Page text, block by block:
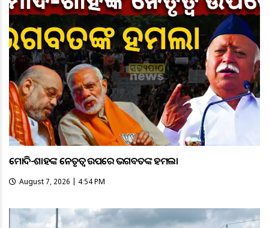
ମୋଦି-ଶାହଙ୍କ ନେତୃତ୍ୱ ଉପରେ ଭଗବତଙ୍କ ହମଲା
August 7, 2026 | 4:54 PM